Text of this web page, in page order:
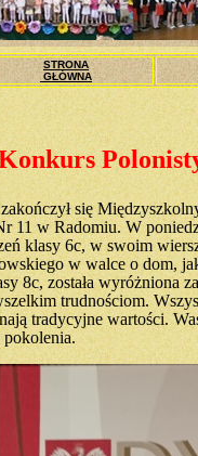
STRONA
GŁÓWNA
się
11 w Radomiu. W
klasy 6c, w swoim
w walce o dom,
8c, została wyróżniona
trudnościom.
tradycyjne wartości.